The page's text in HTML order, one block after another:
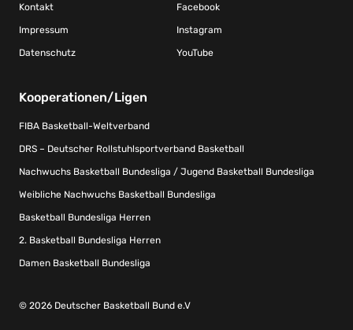
Kontakt
Impressum
Datenschutz
Facebook
Instagram
YouTube
Kooperationen/Ligen
FIBA Basketball-Weltverband
DRS – Deutscher Rollstuhlsportverband Basketball
Nachwuchs Basketball Bundesliga / Jugend Basketball Bundesliga
Weibliche Nachwuchs Basketball Bundesliga
Basketball Bundesliga Herren
2. Basketball Bundesliga Herren
Damen Basketball Bundesliga
© 2026 Deutscher Basketball Bund e.V